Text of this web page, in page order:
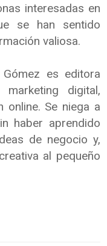
interesadas en
se han sentido
valiosa.
Gómez es editora
digital,
online. Se niega a
haber aprendido
de negocio y,
al pequeño